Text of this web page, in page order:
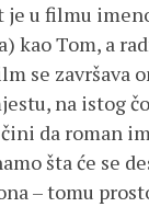
je u filmu
kao Tom, a
se završava
na istog
da roman
šta će se
– tomu